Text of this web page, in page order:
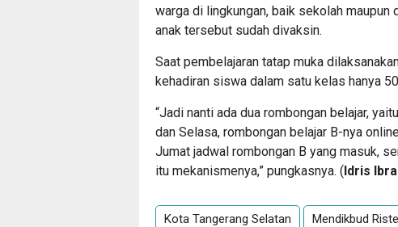
warga di lingkungan, baik sekolah
anak tersebut sudah divaksin.
Saat pembelajaran tatap muka
kehadiran siswa dalam satu kelas hanya
“Jadi nanti ada dua rombongan belajar,
dan Selasa, rombongan belajar B-nya
Jumat jadwal rombongan B yang masuk,
itu mekanismenya,” pungkasnya. (Idris
Kota Tangerang Selatan Mendikbud